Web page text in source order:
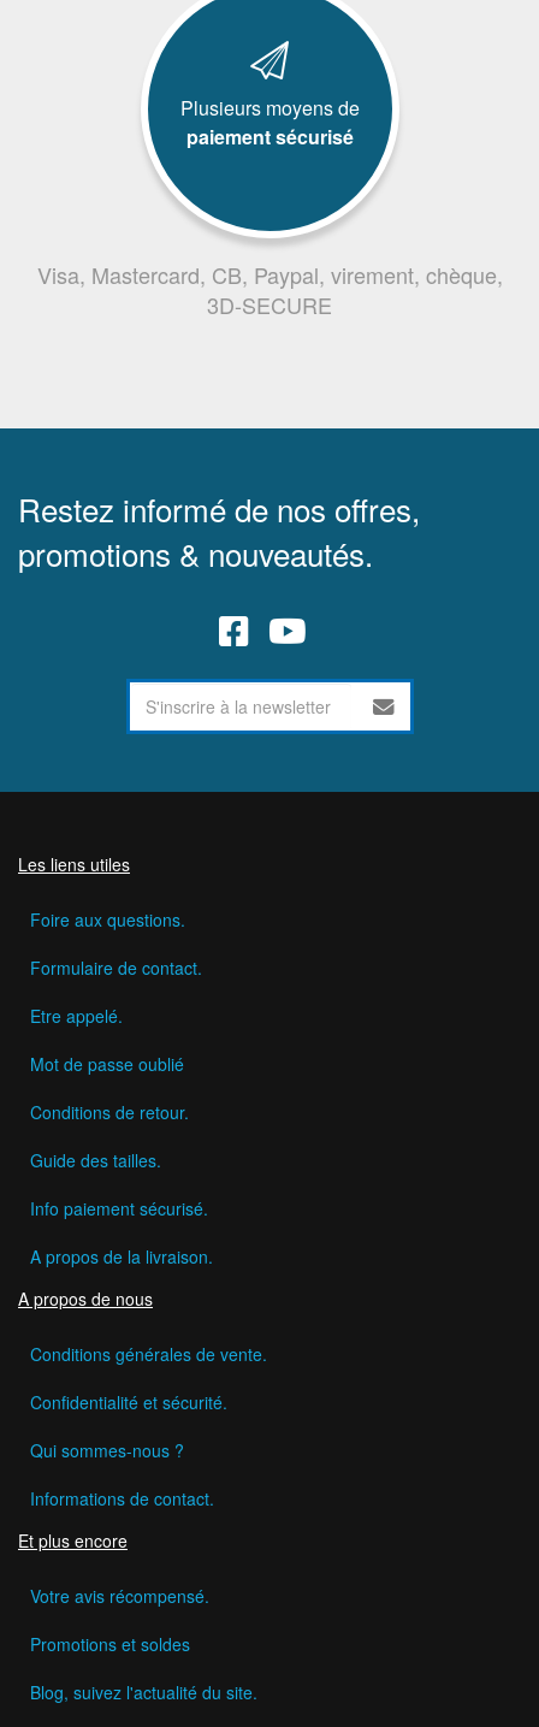
Plusieurs moyens de
paiement sécurisé
Visa, Mastercard, CB, Paypal, virement, chèque,
3D-SECURE
Restez informé de nos offres,
promotions & nouveautés.
Les liens utiles
Foire aux questions.
Formulaire de contact.
Etre appelé.
Mot de passe oublié
Conditions de retour.
Guide des tailles.
Info paiement sécurisé.
A propos de la livraison.
A propos de nous
Conditions générales de vente.
Confidentialité et sécurité.
Qui sommes-nous ?
Informations de contact.
Et plus encore
Votre avis récompensé.
Promotions et soldes
Blog, suivez l'actualité du site.